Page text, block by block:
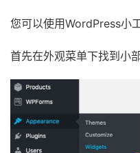
您可以使用WordPress小
首先在外观菜单下找到小部